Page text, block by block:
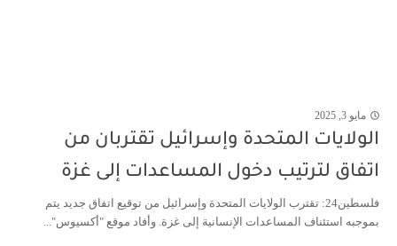
مايو 3, 2025
الولايات المتحدة وإسرائيل تقتربان من
اتفاق لترتيب دخول المساعدات إلى غزة
فلسطين24: تقترب الولايات المتحدة وإسرائيل من توقيع اتفاق جديد يتم
بموجبه استئناف المساعدات الإنسانية إلى غزة. وأفاد موقع "أكسيوس"...